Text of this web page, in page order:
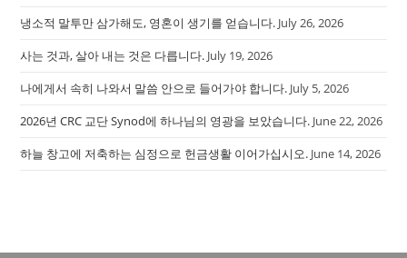
냉소적 말투만 삼가해도, 영혼이 생기를 얻습니다. July 26, 2026
사는 것과, 살아 내는 것은 다릅니다. July 19, 2026
나에게서 속히 나와서 말씀 안으로 들어가야 합니다. July 5, 2026
2026년 CRC 교단 Synod에 하나님의 영광을 보았습니다. June 22, 2026
하늘 창고에 저축하는 심정으로 헌금생활 이어가십시오. June 14, 2026